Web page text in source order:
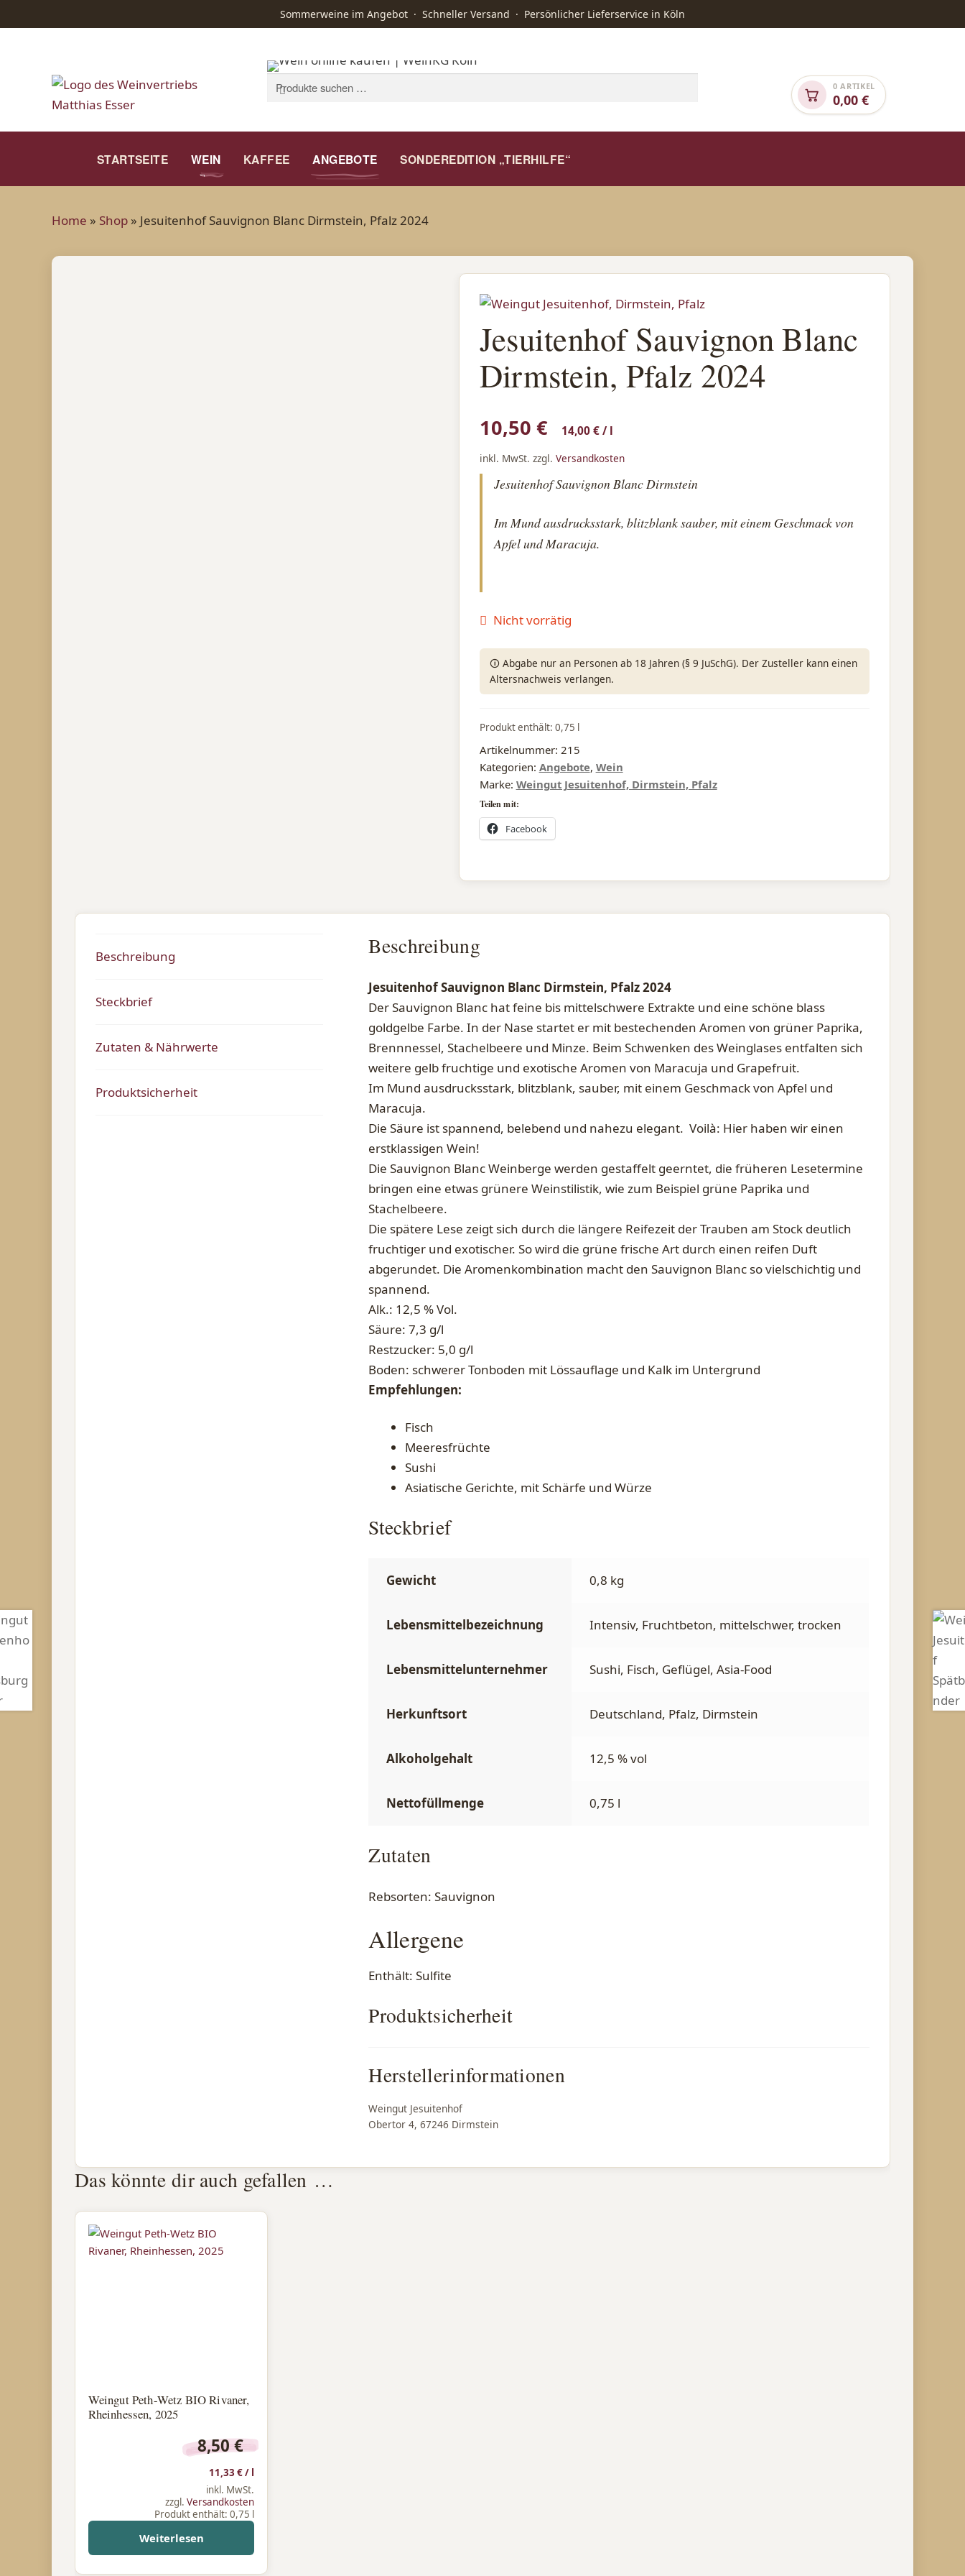
Sommerweine im Angebot · Schneller Versand · Persönlicher Lieferservice in Köln
Suchen
nach:
Suchen
0,00€
0 ARTIKEL
STARTSEITE WEIN KAFFEE ANGEBOTE SONDEREDITION „TIERHILFE“
STARTSEITE WEIN KAFFEE
Home » Shop » Jesuitenhof Sauvignon Blanc Dirmstein, Pfalz 2024
Jesuitenhof Sauvignon Blanc
Dirmstein, Pfalz 2024
10,50 € 14,00 €/ l
inkl. MwSt. zzgl. Versandkosten
Jesuitenhof Sauvignon Blanc Dirmstein
Im Mund ausdrucksstark, blitzblank sauber, mit einem Geschmack von
Apfel und Maracuja.
Nicht vorrätig
🛈 Abgabe nur an Personen ab 18 Jahren (§ 9 JuSchG). Der Zusteller kann einen
Altersnachweis verlangen.
Produkt enthält: 0,75 l
Artikelnummer: 215
Kategorien: Angebote, Wein
Marke: Weingut Jesuitenhof, Dirmstein, Pfalz
Teilen mit:
Facebook
Beschreibung
Steckbrief
Zutaten & Nährwerte
Produktsicherheit
Beschreibung
Jesuitenhof Sauvignon Blanc Dirmstein, Pfalz 2024
Der Sauvignon Blanc hat feine bis mittelschwere Extrakte und eine schöne blass
goldgelbe Farbe. In der Nase startet er mit bestechenden Aromen von grüner Paprika,
Brennnessel, Stachelbeere und Minze. Beim Schwenken des Weinglases entfalten sich
weitere gelb fruchtige und exotische Aromen von Maracuja und Grapefruit.
Im Mund ausdrucksstark, blitzblank, sauber, mit einem Geschmack von Apfel und
Maracuja.
Die Säure ist spannend, belebend und nahezu elegant. Voilà: Hier haben wir einen
erstklassigen Wein!
Die Sauvignon Blanc Weinberge werden gestaffelt geerntet, die früheren Lesetermine
bringen eine etwas grünere Weinstilistik, wie zum Beispiel grüne Paprika und
Stachelbeere.
Die spätere Lese zeigt sich durch die längere Reifezeit der Trauben am Stock deutlich
fruchtiger und exotischer. So wird die grüne frische Art durch einen reifen Duft
abgerundet. Die Aromenkombination macht den Sauvignon Blanc so vielschichtig und
spannend.
Alk.: 12,5 % Vol.
Säure: 7,3 g/l
Restzucker: 5,0 g/l
Boden: schwerer Tonboden mit Lössauflage und Kalk im Untergrund
Empfehlungen:
Fisch
Meeresfrüchte
Sushi
Asiatische Gerichte, mit Schärfe und Würze
Steckbrief
Gewicht 0,8 kg
Lebensmittelbezeichnung Intensiv, Fruchtbeton, mittelschwer, trocken
Lebensmittelunternehmer Sushi, Fisch, Geflügel, Asia-Food
Herkunftsort Deutschland, Pfalz, Dirmstein
Alkoholgehalt 12,5 % vol
Nettofüllmenge 0,75 l
Zutaten
Rebsorten: Sauvignon
Allergene
Enthält: Sulfite
Produktsicherheit
Herstellerinformationen
Weingut Jesuitenhof
Obertor 4, 67246 Dirmstein
Das könnte dir auch gefallen …
Weingut Peth-Wetz BIO Rivaner,
Rheinhessen, 2025
8,50€
11,33€/
inkl. MwSt.
zzgl.Versandkosten
Produkt enthält: 0,75 l
Weiterlesen